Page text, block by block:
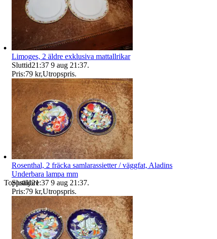
Toppsäljare
Limoges, 2 äldre exklusiva mattallrikar
Sluttid21:37 9 aug 21:37.
Pris:79 kr,Utropspris.
Rosenthal, 2 fräcka samlarassietter / väggfat, Aladins
Underbara lampa mm
Sluttid21:37 9 aug 21:37.
Pris:79 kr,Utropspris.